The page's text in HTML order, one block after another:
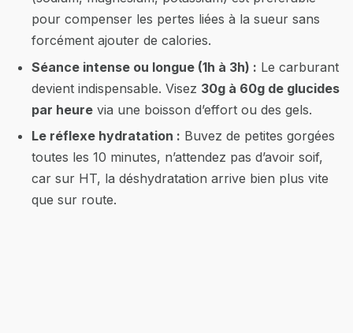
pour compenser les pertes liées à la sueur sans
forcément ajouter de calories.
Séance intense ou longue (1h à 3h) : Le carburant
devient indispensable. Visez 30g à 60g de glucides
par heure via une boisson d’effort ou des gels.
Le réflexe hydratation : Buvez de petites gorgées
toutes les 10 minutes, n’attendez pas d’avoir soif,
car sur HT, la déshydratation arrive bien plus vite
que sur route.